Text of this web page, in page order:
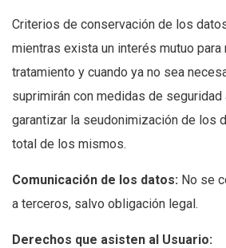
Criterios de conservación de los
mientras exista un interés mutuo
tratamiento y cuando ya no sea
suprimirán con medidas de seguridad
garantizar la seudonimización de los
total de los mismos.
Comunicación de los datos: No se
a terceros, salvo obligación legal.
Derechos que asisten al Usuario: